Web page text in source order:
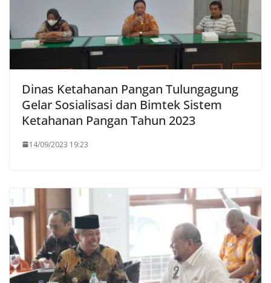
Dinas Ketahanan Pangan Tulungagung
Gelar Sosialisasi dan Bimtek Sistem
Ketahanan Pangan Tahun 2023
14/09/2023 19:23